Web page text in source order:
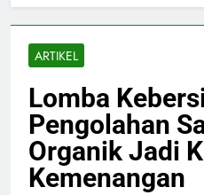
ARTIKEL
Lomba
Pengolahan
Organik Jadi
Kemenangan